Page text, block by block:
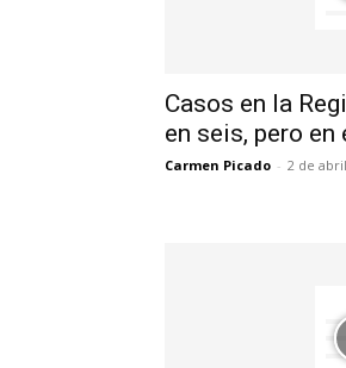
Casos en la
en seis, pero en
Carmen Picado - 2 de